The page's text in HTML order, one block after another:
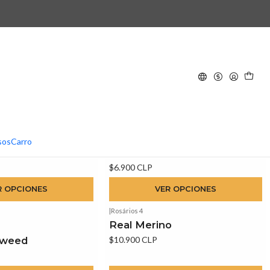
Carro
de tejido!
OPCIONES
$6.900 CLP
VER OPCIONES
|Rosários 4
Real Merino
$10.900 CLP